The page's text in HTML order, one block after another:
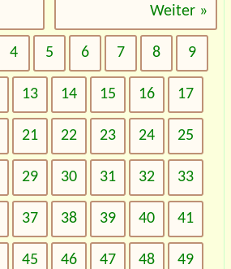
Weiter »
4 5 6 7 8 9
13 14 15 16 17
21 22 23 24 25
29 30 31 32 33
37 38 39 40 41
45 46 47 48 49